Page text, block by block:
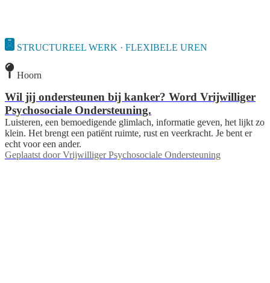
STRUCTUREEL WERK · FLEXIBELE UREN
Hoorn
Wil jij ondersteunen bij kanker? Word Vrijwilliger
Psychosociale Ondersteuning.
Luisteren, een bemoedigende glimlach, informatie geven, het lijkt zo
klein. Het brengt een patiënt ruimte, rust en veerkracht. Je bent er
echt voor een ander.
Geplaatst door Vrijwilliger Psychosociale Ondersteuning